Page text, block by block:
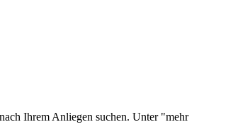
Ihrem Anliegen suchen. Unter "mehr